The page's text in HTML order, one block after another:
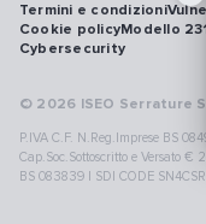
© 2026 ISEO Serrature
P.IVA C.F. N.Reg.Imprese BS
Cap.Soc.Sottoscritto e Versato €
BS 083839 | SDI CODE
Termini e condizioni
Cookie policyModello
Cybersecurity